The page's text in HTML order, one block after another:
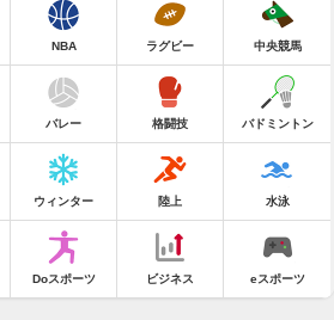
NBA ラグビー 中央競馬
バレー 格闘技 バドミントン
ウィンター 陸上 水泳
Doスポーツ ビジネス eスポーツ